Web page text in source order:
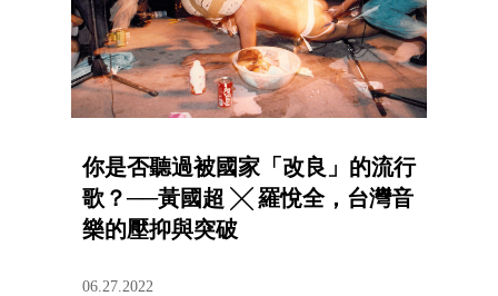
你是否聽過被國家「改良」的流行
歌？──黃國超 ╳ 羅悅全，台灣音
樂的壓抑與突破
06.27.2022